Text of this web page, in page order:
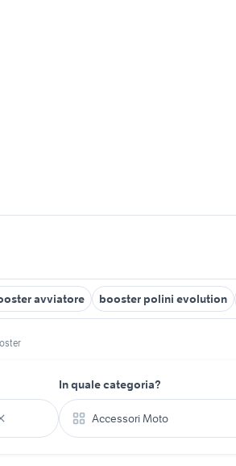
avviatore booster polini evolution
In quale categoria?
Accessori Moto